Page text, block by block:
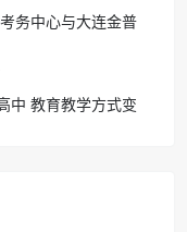
务中心与大连金普
示范学校
中 教育教学方式变